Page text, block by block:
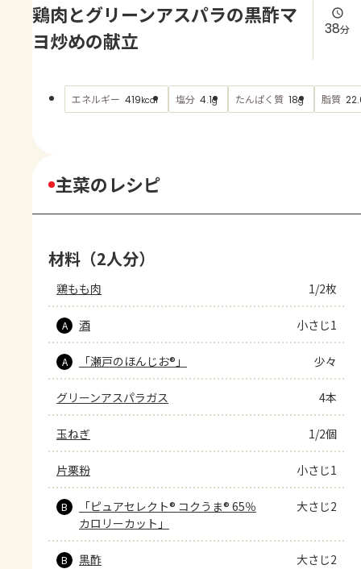
AJINOMOTO PARK とは
鶏肉とグリーンアスパラの黒酢マ
ヨ炒めの献立
38分
エネルギー 419kcal 塩分 4.1g たんぱく質 18g 脂質
主菜のレシピ
材料（2人分）
鶏もも肉 1/2枚
A 酒 小さじ1
A 「瀬戸のほんじお®」 少々
グリーンアスパラガス 4本
玉ねぎ 1/2個
片栗粉 小さじ1
B
「ピュアセレクト® コクうま® 65％
カロリーカット」
大さじ2
B 黒酢 大さじ2